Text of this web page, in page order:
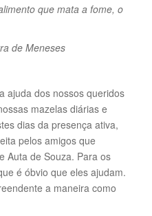
que mata a fome, o
de Meneses
ajuda dos nossos queridos
mazelas diárias e
dias da presença ativa,
pelos amigos que
Auta de Souza. Para os
é óbvio que eles ajudam.
a maneira como